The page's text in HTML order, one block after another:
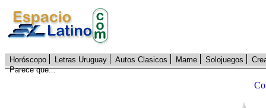
Horóscopo Letras Uruguay Autos Clasicos Mame Solojuegos
Parece que...